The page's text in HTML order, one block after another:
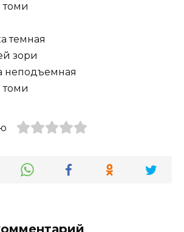
темная
зори
неподъемная